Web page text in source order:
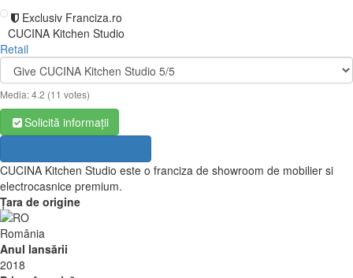
Exclusiv Franciza.ro
CUCINA Kitchen Studio
Retail
Media:4.2 (11 votes)
Solicită informații
CUCINA Kitchen Studio este o franciza de showroom de mobilier si
electrocasnice premium.
Țara de origine
România
Anul lansării
2018